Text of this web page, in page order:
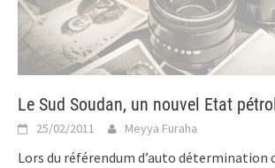
Le Sud Soudan, un nouvel Etat
25/02/2011 Meyya Furaha
Lors du référendum d’auto détermination